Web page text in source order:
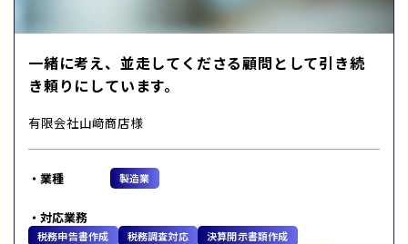
一緒に考え、並走してくださる顧問として引き続
き頼りにしています。
有限会社山﨑商店様
業種 製造業
対応業務
税務申告書作成 税務調査対応
決算開示書類作成